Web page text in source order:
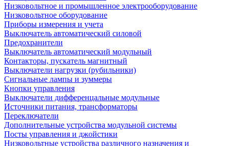
Низковольтное и промышленное электрооборудование
Низковольтное оборудование
Приборы измерения и учета
Выключатель автоматический силовой
Предохранители
Выключатель автоматический модульный
Контакторы, пускатель магнитный
Выключатели нагрузки (рубильники)
Сигнальные лампы и зуммеры
Кнопки управления
Выключатели дифференцальные модульные
Источники питания, трансформаторы
Переключатели
Дополнительные устройства модульной системы
Посты управления и джойстики
Низковольтные устройства различного назначения и